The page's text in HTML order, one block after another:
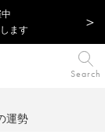
ます
Search
運勢